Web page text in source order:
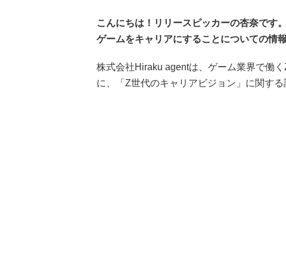
こんにちは！リリースピッカーの杏奈で
ゲームをキャリアにすることについての情
株式会社Hiraku agentは、ゲーム業界で働
に、「Z世代のキャリアビジョン」に関する